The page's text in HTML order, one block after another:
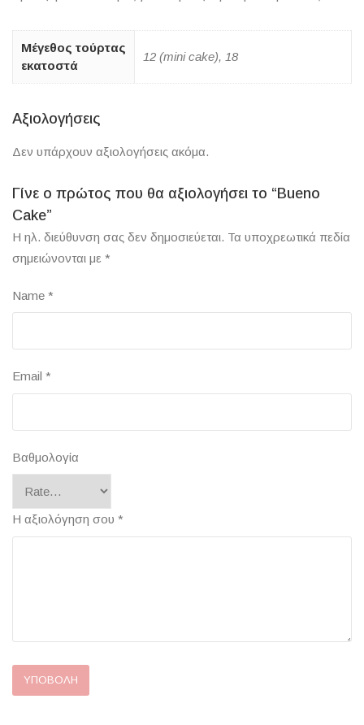
Μέγεθος τούρτας
εκατοστά
12 (mini cake), 18
Αξιολογήσεις
Δεν υπάρχουν αξιολογήσεις ακόμα.
Γίνε ο πρώτος που θα αξιολογήσει το “Bueno
Cake”
Η ηλ. διεύθυνση σας δεν δημοσιεύεται. Τα υποχρεωτικά πεδία
σημειώνονται με *
Name *
Email *
Βαθμολογία
Η αξιολόγηση σου *